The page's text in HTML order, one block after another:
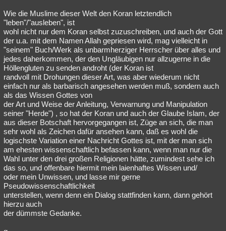
Wie die Muslime dieser Welt den Koran letztendlich
"leben"/"ausleben", ist
wohl nicht nur dem Koran selbst zuzuschreiben, und auch der Gott
der u.a. mit dem Namen Allah gepriesen wird, mag vielleicht in
"seinem" Buch/Werk als unbarmherziger Herrscher über alles und
jedes daherkommen, der den Ungläubigen nur allzugerne in die
Höllengluten zu senden androht (der Koran ist
randvoll mit Drohungen dieser Art, was aber wiederum nicht
einfach nur als barbarisch angesehen werden muß, sondern auch
als das Wissen Gottes von
der Art und Weise der Anleitung, Verwarnung und Manipulation
seiner "Herde") , so hat der Koran und auch der Glaube Islam, der
aus dieser Botschaft hervorgegangen ist, Züge an sich, die man
sehr wohl als Zeichen dafür ansehen kann, daß es wohl die
logischste Variation einer Nachricht Gottes ist, mit der man sich
am ehesten wissenschaftlich befassen kann, wenn man nur die
Wahl unter den drei großen Religionen hätte, zumindest sehe ich
das so, und offenbare hiermit mein laienhaftes Wissen und/
oder mein Unwissen, und lasse mir gerne
Pseudowissenschaftlichkeit
unterstellen, wenn denn ein Dialog stattfinden kann, dann gehört
hierzu auch
der dümmste Gedanke.